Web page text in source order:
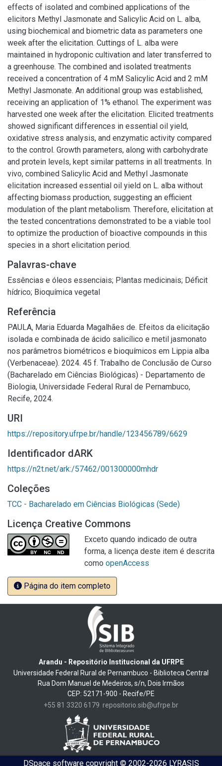
effects of isolated and combined applications of the
elicitors Methyl Jasmonate and Salicylic Acid on L. alba,
using biochemical and biometric data as parameters one
week after the elicitation. Cuttings of L. alba were
maintained in hydroponic cultivation and later transferred to
a greenhouse. The combined and isolated treatments
received a concentration of 4 mM Salicylic Acid and 2 mM
Methyl Jasmonate. An additional group was established,
receiving an application of 1% ethanol. The experiment was
harvested one week after the elicitation. Elicited treatments
showed significant differences in essential oil yield,
oxidative stress analysis, and enzymatic activity compared
to the control. Growth parameters, along with carbohydrate
and protein levels, kept similar patterns in all treatments. In
vivo, combined Salicylic Acid and Methyl Jasmonate
elicitation increased essential oil yield on L. alba without
affecting biomass production, suggesting an efficient
modulation of the plant metabolism. Therefore, elicitation at
the tested concentrations demonstrated to be a viable tool
to optimize the production of bioactive compounds in this
species in a short elicitation period.
Palavras-chave
Essências e óleos essenciais; Plantas medicinais; Déficit
hídrico; Bioquímica vegetal
Referência
PAULA, Maria Eduarda Magalhães de. Efeitos da elicitação
isolada e combinada de ácido salicílico e metil jasmonato
nos parâmetros biométricos e bioquímicos em Lippia alba
(Verbenaceae). 2024. 45 f. Trabalho de Conclusão de Curso
(Bacharelado em Ciências Biológicas) - Departamento de
Biologia, Universidade Federal Rural de Pernambuco,
Recife, 2024.
URI
https://repository.ufrpe.br/handle/123456789/6629
Identificador dARK
https://n2t.net/ark:/57462/001300000mhdr
Coleções
TCC - Bacharelado em Ciências Biológicas (Sede)
Licença Creative Commons
Exceto quando indicado de outra
forma, a licença deste item é descrita
como openAccess
Página do item completo
Arandu - Repositório Institucional da UFRPE
Universidade Federal Rural de Pernambuco - Biblioteca Central
Rua Dom Manuel de Medeiros, s/n, Dois Irmãos
CEP: 52171-900 - Recife/PE
+55 81 3320 6179 repositorio.sib@ufrpe.br
DSpace softwarecopyright © 2002-2026 LYRASIS